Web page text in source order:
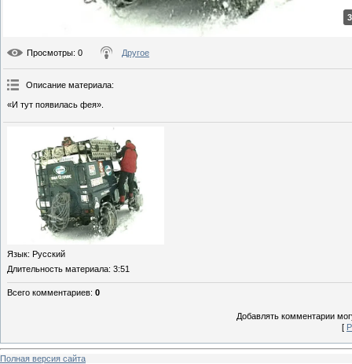
Просмотры: 0 Другое
Описание материала:
«И тут появилась фея».
Язык: Русский
Длительность материала: 3:51
Всего комментариев: 0
Добавлять комментарии
[
Полная версия сайта